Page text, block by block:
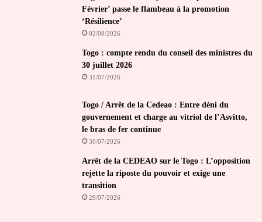
Février’ passe le flambeau à la promotion
‘Résilience’
02/08/2026
Togo : compte rendu du conseil des ministres du
30 juillet 2026
31/07/2026
Togo / Arrêt de la Cedeao : Entre déni du
gouvernement et charge au vitriol de l’Asvitto,
le bras de fer continue
30/07/2026
Arrêt de la CEDEAO sur le Togo : L’opposition
rejette la riposte du pouvoir et exige une
transition
29/07/2026